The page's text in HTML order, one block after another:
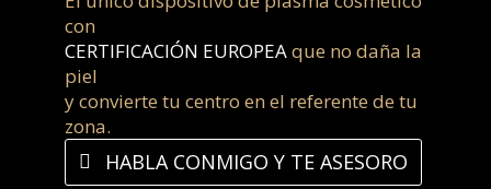
con
CERTIFICACIÓN EUROPEAque no daña la
piel
y convierte tu centro en el referente de tu
zona.
HABLA CONMIGO Y TE ASESORO